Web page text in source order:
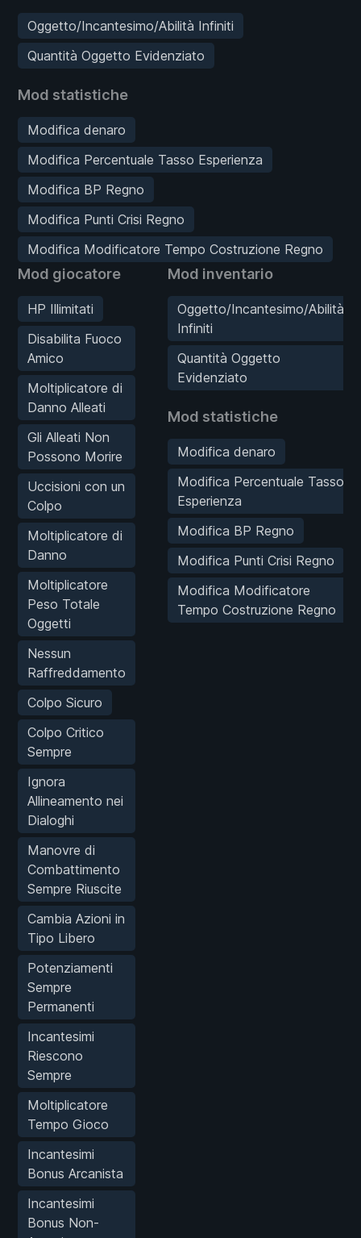
Oggetto/Incantesimo/Abilità Infiniti
Quantità Oggetto Evidenziato
Mod statistiche
Modifica denaro
Modifica Percentuale Tasso Esperienza
Modifica BP Regno
Modifica Punti Crisi Regno
Modifica Modificatore Tempo Costruzione Regno
Mod giocatore
HP Illimitati
Disabilita Fuoco
Amico
Moltiplicatore di
Danno Alleati
Gli Alleati Non
Possono Morire
Uccisioni con un
Colpo
Moltiplicatore di
Danno
Moltiplicatore
Peso Totale
Oggetti
Nessun
Raffreddamento
Colpo Sicuro
Colpo Critico
Sempre
Ignora
Allineamento nei
Dialoghi
Manovre di
Combattimento
Sempre Riuscite
Cambia Azioni in
Tipo Libero
Potenziamenti
Sempre
Permanenti
Incantesimi
Riescono
Sempre
Moltiplicatore
Tempo Gioco
Incantesimi
Bonus Arcanista
Incantesimi
Bonus Non-
Mod inventario
Oggetto/Incantesimo/Abilità
Infiniti
Quantità Oggetto
Evidenziato
Mod statistiche
Modifica denaro
Modifica Percentuale Tasso
Esperienza
Modifica BP Regno
Modifica Punti Crisi Regno
Modifica Modificatore
Tempo Costruzione Regno